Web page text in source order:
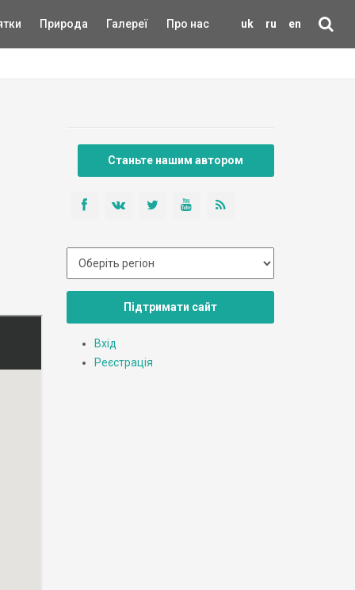
uk ru en
Природа Галереї Про нас
Станьте нашим автором
Підтримати сайт
Вхід
Реєстрація